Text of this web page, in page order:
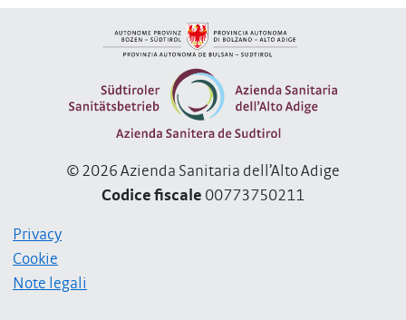
© 2026 Azienda Sanitaria dell’Alto Adige
Codice fiscale 00773750211
Privacy
Cookie
Note legali